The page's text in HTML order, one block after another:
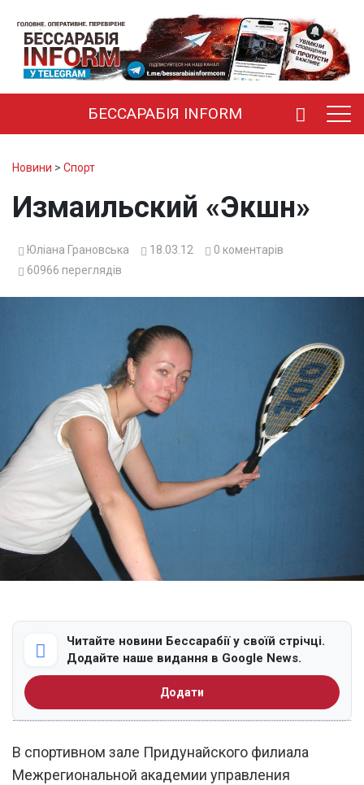
БЕССАРАБІЯ INFORM
Новини > Спорт
Измаильский «Экшн»
Юліана Грановська 18.03.12 0 коментарів
60966 переглядів
Читайте новини Бессарабії у своїй стрічці.
Додайте наше видання в Google News.
Додати
В спортивном зале Придунайского филиала
Межрегиональной академии управления